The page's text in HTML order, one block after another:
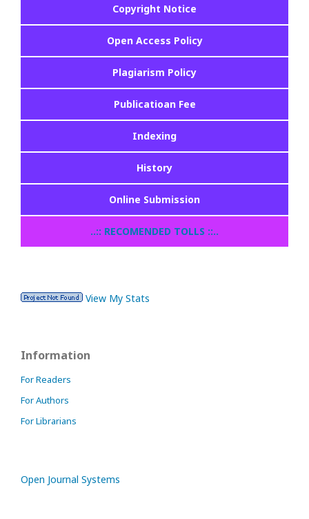
Copyright Notice
Open Access Policy
Plagiarism Policy
Publicatioan Fee
Indexing
History
Online Submission
..:: RECOMENDED TOLLS ::..
View My Stats
Information
For Readers
For Authors
For Librarians
Open Journal Systems